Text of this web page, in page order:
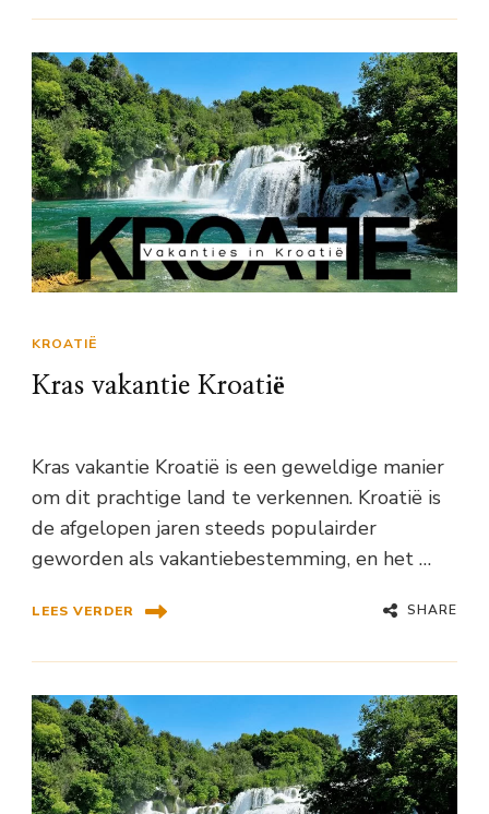
KROATIË
Kras vakantie Kroatië
Kras vakantie Kroatië is een geweldige manier
om dit prachtige land te verkennen. Kroatië is
de afgelopen jaren steeds populairder
geworden als vakantiebestemming, en het …
LEES VERDER SHARE